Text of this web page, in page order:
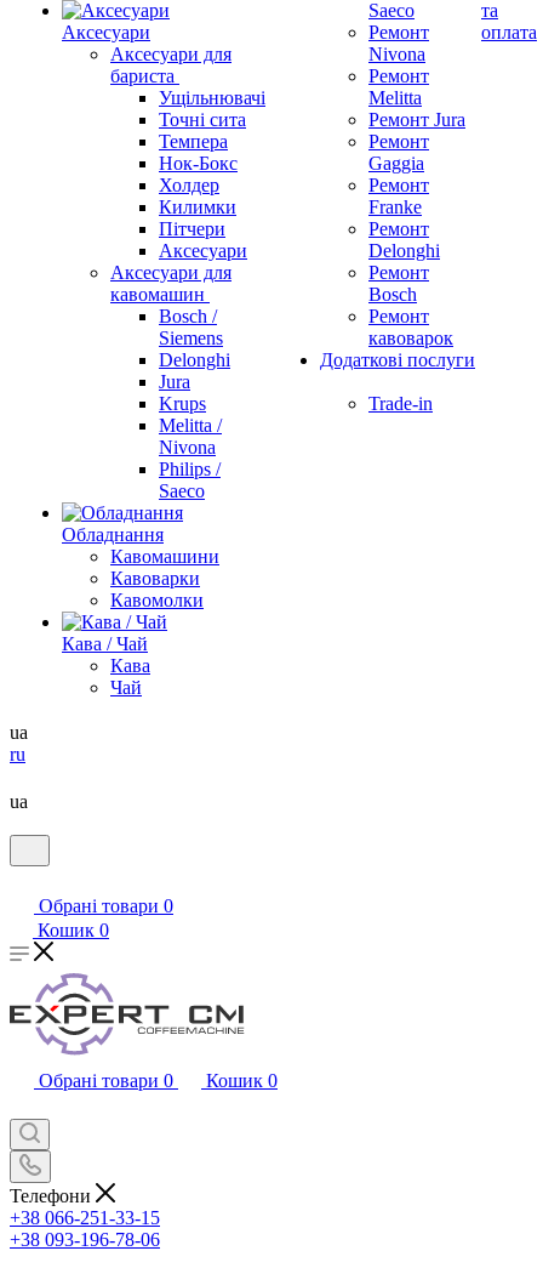
Аксесуари
Аксесуари для
бариста
Ущільнювачі
Точні сита
Темпера
Нок-Бокс
Холдер
Килимки
Пітчери
Аксесуари
Аксесуари для
кавомашин
Bosch /
Siemens
Delonghi
Jura
Krups
Melitta /
Nivona
Philips /
Saeco
Обладнання
Кавомашини
Кавоварки
Кавомолки
Кава / Чай
Кава
Чай
Saeco
Ремонт
Nivona
Ремонт
Melitta
Ремонт Jura
Ремонт
Gaggia
Ремонт
Franke
Ремонт
Delonghi
Ремонт
Bosch
Ремонт
кавоварок
Додаткові послуги
Trade-in
та
оплата
ua
ru
ua
Обрані товари 0
Кошик 0
Обрані товари 0 Кошик 0
Телефони
+38 066-251-33-15
+38 093-196-78-06